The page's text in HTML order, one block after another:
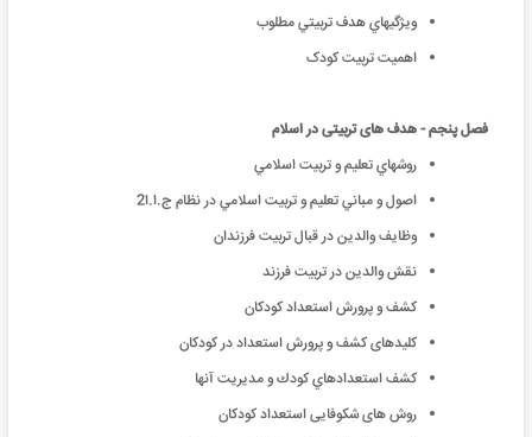
ويژگيهاي هدف تربيتي مطلوب
اهمیت تربیت کودک
فصل پنجم - هدف های تربيتی در اسلام
روشهاي تعليم و تربيت اسلامي
اصول و مباني تعليم و تربيت اسلامي در نظام ج.ا.ا2
وظایف والدین در قبال تربیت فرزندان
نقش والدین در تربیت فرزند
کشف و پرورش استعداد کودکان
کلیدهای کشف و پرورش استعداد در کودکان
كشف استعدادهاي‌ كودك و مدیریت آنها
روش های شکوفایی استعداد کودکان